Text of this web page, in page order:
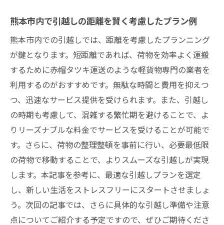
熊本市での引越しプランを選ぶ際の注意点
距離別に異なる引越しサービスの選び方
引越し距離を考慮した賢い荷物の整理法
新生活を快適に始めるための熊本市での距離を
考慮した引越し計画
距離に応じた効率的な移動ルートの選定
引越し後の生活を見据えた荷物の配置法
新居までの距離を考慮した優先順位の決め
方
熊本市での引越し時に役立つ距離別アドバ
イス
熊本市内で引越しの距離を賢く考慮したプラン例
熊本市内での引越しでは、距離を考慮したプランニング
が鍵となります。短距離であれば、荷物を効率よく運搬
するために赤帽タツキ運送のような軽貨物専門の業者を
利用するのがおすすめです。無駄な時間と費用を抑えつ
つ、迅速なサービス提供を受けられます。また、引越し
の時期も考慮して、混雑する繁忙期を避けることで、よ
りリーズナブルな料金でサービスを受けることが可能で
す。さらに、荷物の整理整頓を事前に行い、必要最低限
の荷物で移動することで、よりスムーズな引越しが実現
します。本記事を参考に、最適な引越しプランを選定
し、新しい生活をストレスフリーにスタートさせましょ
う。次回の記事では、さらに具体的な引越し準備や注意
点についてご紹介する予定ですので、ぜひご期待くださ